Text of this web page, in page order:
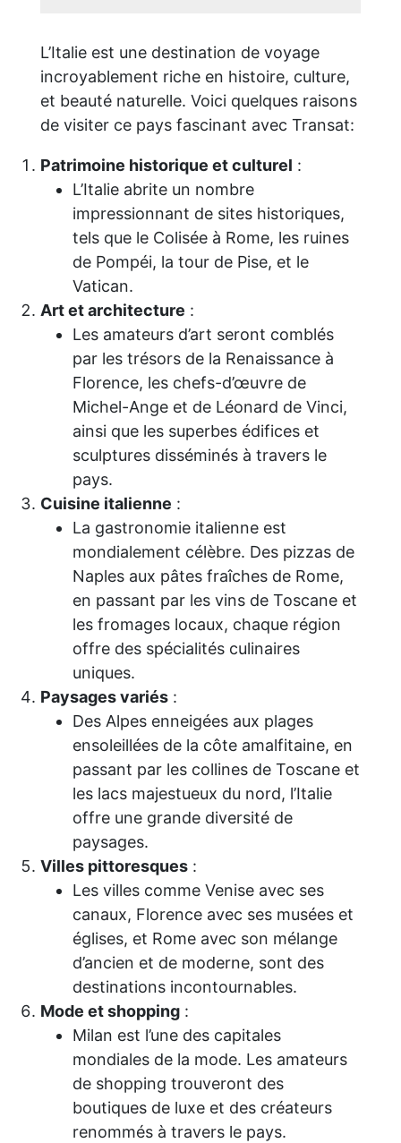
L’Italie est une destination de voyage
incroyablement riche en histoire, culture,
et beauté naturelle. Voici quelques raisons
de visiter ce pays fascinant avec Transat:
Patrimoine historique et culturel :
L’Italie abrite un nombre
impressionnant de sites historiques,
tels que le Colisée à Rome, les ruines
de Pompéi, la tour de Pise, et le
Vatican.
Art et architecture :
Les amateurs d’art seront comblés
par les trésors de la Renaissance à
Florence, les chefs-d’œuvre de
Michel-Ange et de Léonard de Vinci,
ainsi que les superbes édifices et
sculptures disséminés à travers le
pays.
Cuisine italienne :
La gastronomie italienne est
mondialement célèbre. Des pizzas de
Naples aux pâtes fraîches de Rome,
en passant par les vins de Toscane et
les fromages locaux, chaque région
offre des spécialités culinaires
uniques.
Paysages variés:
Des Alpes enneigées aux plages
ensoleillées de la côte amalfitaine, en
passant par les collines de Toscane et
les lacs majestueux du nord, l’Italie
offre une grande diversité de
paysages.
Villes pittoresques:
Les villes comme Venise avec ses
canaux, Florence avec ses musées et
églises, et Rome avec son mélange
d’ancien et de moderne, sont des
destinations incontournables.
Mode et shopping:
Milan est l’une des capitales
mondiales de la mode. Les amateurs
de shopping trouveront des
boutiques de luxe et des créateurs
renommés à travers le pays.